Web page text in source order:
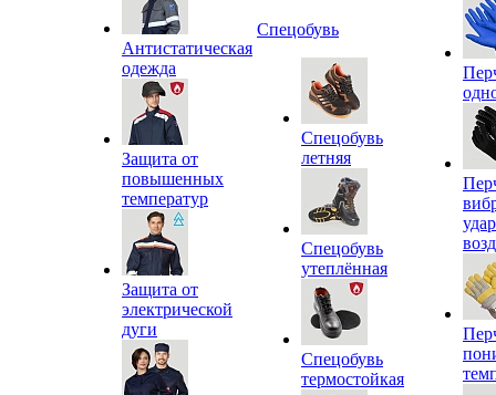
Антистатическая
одежда
Защита от
повышенных
температур
Защита от
электрической
дуги
Спецобувь
Спецобувь
летняя
Спецобувь
утеплённая
Спецобувь
термостойкая